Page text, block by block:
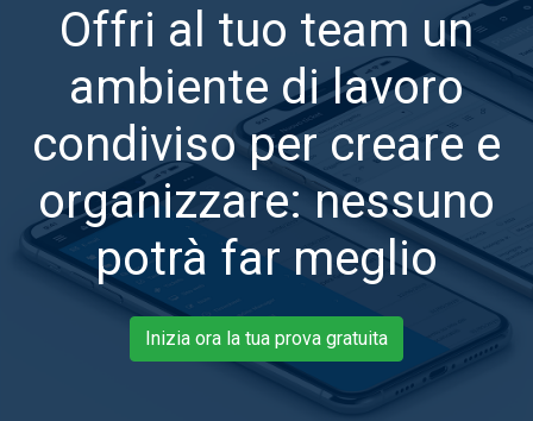
Offri al tuo team un
ambiente di lavoro
condiviso per creare e
organizzare: nessuno
potrà far meglio
Inizia ora la tua prova gratuita